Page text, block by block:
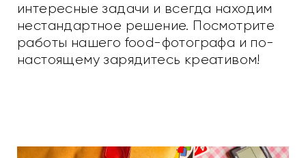
интересные задачи и всегда находим
нестандартное решение. Посмотрите
работы нашего food-фотографа и по-
настоящему зарядитесь креативом!